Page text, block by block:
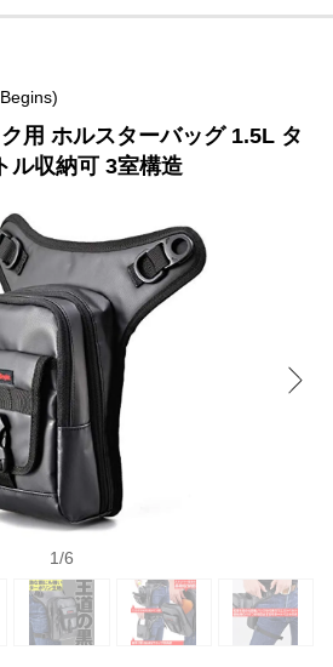
用 ホルスターバッグ 1.5L タ
ル収納可 3室構造
1/6